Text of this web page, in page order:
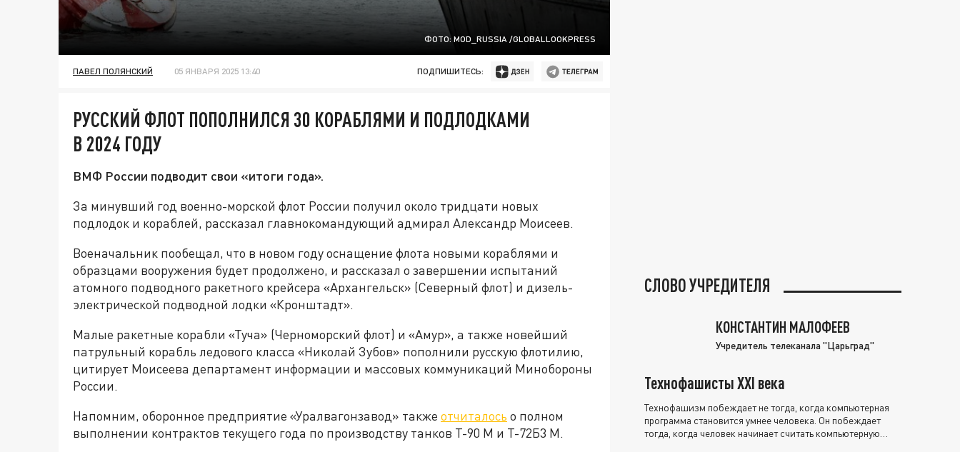
ФОТО: MOD_RUSSIA /GLOBALLOOKPRESS
ПАВЕЛ ПОЛЯНСКИЙ 05 ЯНВАРЯ 2025 13:40 ПОДПИШИТЕСЬ:
РУССКИЙ ФЛОТ ПОПОЛНИЛСЯ 30 КОРАБЛЯМИ И ПОДЛОДКАМИ
В 2024 ГОДУ
ВМФ России подводит свои «итоги года».
За минувший год военно-морской флот России получил около тридцати новых
подлодок и кораблей, рассказал главнокомандующий адмирал Александр Моисеев.
Военачальник пообещал, что в новом году оснащение флота новыми кораблями и
образцами вооружения будет продолжено, и рассказал о завершении испытаний
атомного подводного ракетного крейсера «Архангельск» (Северный флот) и дизель-
электрической подводной лодки «Кронштадт».
Малые ракетные корабли «Туча» (Черноморский флот) и «Амур», а также новейший
патрульный корабль ледового класса «Николай Зубов» пополнили русскую флотилию,
цитирует Моисеева департамент информации и массовых коммуникаций Минобороны
России.
Напомним, оборонное предприятие «Уралвагонзавод» также отчиталось о полном
выполнении контрактов текущего года по производству танков Т-90 М и Т-72Б3 М.
СЛОВО УЧРЕДИТЕЛЯ
КОНСТАНТИН МАЛОФЕЕВ
Учредитель телеканала "Царьград"
Технофашисты XXI века
Технофашизм побеждает не тогда, когда компьютерная
программа становится умнее человека. Он побеждает
тогда, когда человек начинает считать компьютерную